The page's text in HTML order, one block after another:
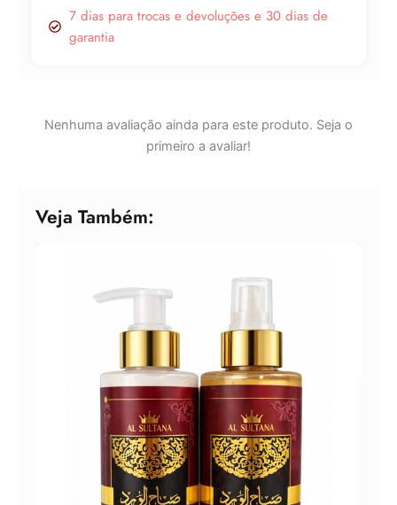
7 dias para trocas e devoluções e 30 dias de
garantia
Nenhuma avaliação ainda para este produto. Seja o
primeiro a avaliar!
Veja Também: